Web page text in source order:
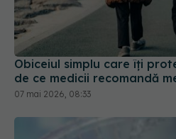
Obiceiul simplu care îți
de ce medicii recomandă
07 mai 2026, 08:33